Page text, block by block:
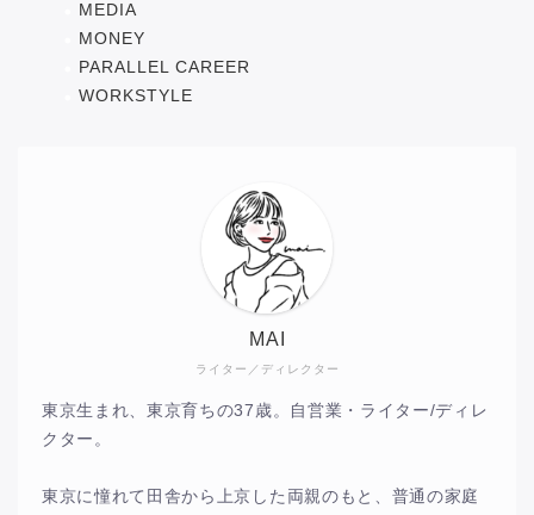
MEDIA
MONEY
PARALLEL CAREER
WORKSTYLE
ライター／ディレクター
MAI
東京生まれ、東京育ちの37歳。自営業・ライター/ディレ
クター。
東京に憧れて田舎から上京した両親のもと、普通の家庭